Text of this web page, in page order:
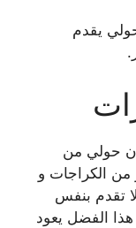
يقدم
حولي من
من الكراجات و
تقدم بنفس
هذا الفضل يعود